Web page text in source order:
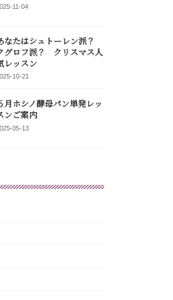
11-04
なたはシュトーレン派？
グロフ派？ クリスマス人
レッスン
10-21
月ホシノ酵母パン単発レッ
ンご案内
05-13